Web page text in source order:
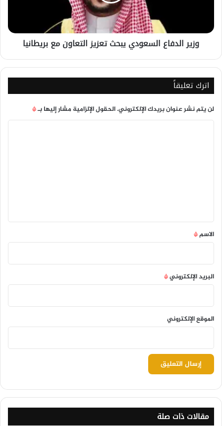
وزير الدفاع السعودي يبحث تعزيز التعاون مع بريطانيا
اترك تعليقاً
لن يتم نشر عنوان بريدك الإلكتروني.الحقول الإلزامية مشار إليها بـ*
*
الاسم*
البريد الإلكتروني*
الموقع الإلكتروني
مقالات ذات صلة